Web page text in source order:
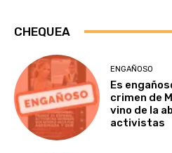
CHEQUEA
ENGAÑOSO
Es
crimen de
vino de la
activistas